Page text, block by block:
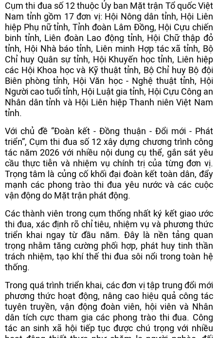
Cụm thi đua số 12 thuộc Ủy ban Mặt trận Tổ quốc Việt
Nam tỉnh gồm 17 đơn vị: Hội Nông dân tỉnh, Hội Liên
hiệp Phụ nữ tỉnh, Tỉnh đoàn Lâm Đồng, Hội Cựu chiến
binh tỉnh, Liên đoàn Lao động tỉnh, Hội Chữ thập đỏ
tỉnh, Hội Nhà báo tỉnh, Liên minh Hợp tác xã tỉnh, Bộ
Chỉ huy Quân sự tỉnh, Hội Khuyến học tỉnh, Liên hiệp
các Hội Khoa học và Kỹ thuật tỉnh, Bộ Chỉ huy Bộ đội
Biên phòng tỉnh, Hội Văn học - Nghệ thuật tỉnh, Hội
Người cao tuổi tỉnh, Hội Luật gia tỉnh, Hội Cựu Công an
Nhân dân tỉnh và Hội Liên hiệp Thanh niên Việt Nam
tỉnh.
Với chủ đề “Đoàn kết - Đồng thuận - Đổi mới - Phát
triển”, Cụm thi đua số 12 xây dựng chương trình công
tác năm 2026 với nhiều nội dung cụ thể, gắn sát yêu
cầu thực tiễn và nhiệm vụ chính trị của từng đơn vị.
Trọng tâm là củng cố khối đại đoàn kết toàn dân, đẩy
mạnh các phong trào thi đua yêu nước và các cuộc
vận động do Mặt trận phát động.
Các thành viên trong cụm thống nhất ký kết giao ước
thi đua, xác định rõ chỉ tiêu, nhiệm vụ và phương thức
triển khai ngay từ đầu năm. Đây là nền tảng quan
trọng nhằm tăng cường phối hợp, phát huy tinh thần
trách nhiệm, tạo khí thế thi đua sôi nổi trong toàn hệ
thống.
Trong quá trình triển khai, các đơn vị tập trung đổi mới
phương thức hoạt động, nâng cao hiệu quả công tác
tuyên truyền, vận động đoàn viên, hội viên và Nhân
dân tích cực tham gia các phong trào thi đua. Công
tác an sinh xã hội tiếp tục được chú trọng với nhiều